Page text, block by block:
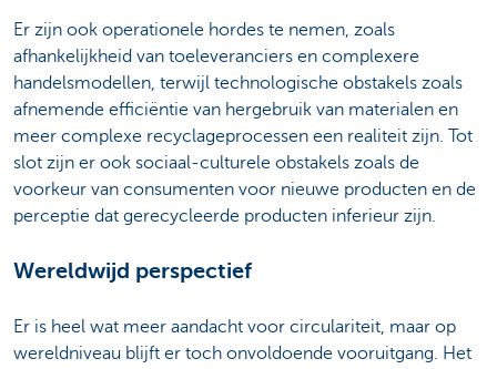
Er zijn ook operationele hordes te nemen, zoals
afhankelijkheid van toeleveranciers en complexere
handelsmodellen, terwijl technologische obstakels zoals
afnemende efficiëntie van hergebruik van materialen en
meer complexe recyclageprocessen een realiteit zijn. Tot
slot zijn er ook sociaal-culturele obstakels zoals de
voorkeur van consumenten voor nieuwe producten en de
perceptie dat gerecycleerde producten inferieur zijn.
Wereldwijd perspectief
Er is heel wat meer aandacht voor circulariteit, maar op
wereldniveau blijft er toch onvoldoende vooruitgang. Het